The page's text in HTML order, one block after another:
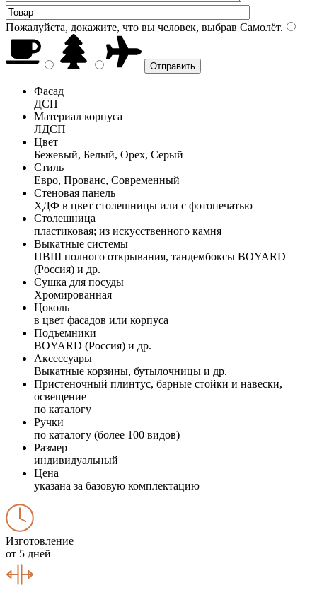
Пожалуйста, докажите, что вы человек, выбрав Самолёт.
Фасад
ДСП
Материал корпуса
ЛДСП
Цвет
Бежевый, Белый, Орех, Серый
Стиль
Евро, Прованс, Современный
Стеновая панель
ХДФ в цвет столешницы или с фотопечатью
Столешница
пластиковая; из искусственного камня
Выкатные системы
ПВШ полного открывания, тандембоксы BOYARD
(Россия) и др.
Сушка для посуды
Хромированная
Цоколь
в цвет фасадов или корпуса
Подъемники
BOYARD (Россия) и др.
Аксессуары
Выкатные корзины, бутылочницы и др.
Пристеночный плинтус, барные стойки и навески,
освещение
по каталогу
Ручки
по каталогу (более 100 видов)
Размер
индивидуальный
Цена
указана за базовую комплектацию
Изготовление
от 5 дней